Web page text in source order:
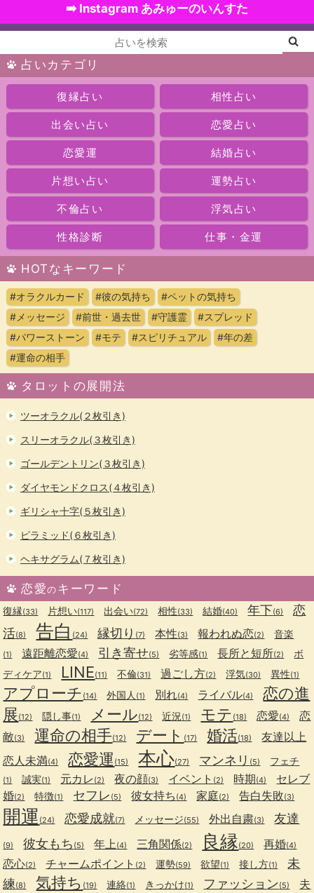
➡️ Instagram あみゅーのいんすた
占いカテゴリ
復縁占い 相性占い
出会い占い 恋愛占い
恋愛運 結婚占い
片想い占い 運勢占い
不倫占い 浮気占い
性格診断 仕事・金運
HOTなキーワード
#オラクルカード #彼の気持ち
#ペットの気持ち
#メッセージ
#前世・過去世 #守護霊
#スプレッド
#パワーストーン
#モテ #スピリチュアル
#年の差
#運命の相手
タロットの展開法
ツーオラクル(２枚引き)
スリーオラクル(３枚引き)
ゴールデントリン(３枚引き)
ダイヤモンドクロス(４枚引き)
ギリシャ十字(５枚引き)
ピラミッド(６枚引き)
ヘキサグラム(７枚引き)
恋愛のキーワード
復縁(33) 片想い(117) 出会い(72) 相性(33) 結婚(40) 年下(6)
恋
活(8) 告白 (24) 縁切り (7) 本性(3) 報われぬ恋(2) 音楽
(1) 遠距離恋愛(4) 引き寄せ(5) 劣等感(1) 長所と短所(2)
ボ
ディケア(1) LINE(11) 不倫(31) 過ごし方(2) 浮気(30) 異性(1)
アプローチ (14) 外国人 (1) 別れ(4) ライバル(4)
恋の進
展(12) 隠し事(1) メール(12) 近況 (1) モテ (18) 恋愛(4)
恋
敵(3) 運命の相手(12) デート (17) 婚活(18)
友達以上
恋人未満(4) 恋愛運 (15) 本心(27) マンネリ (5) フェチ
(1) 誠実(1) 元カレ (2) 夜の顔(3) イベント (2) 時期(4)
セレブ
婚(2) 特徴(1) セフレ (5) 彼女持ち (4) 家庭(2) 告白失敗(3)
開運 (24) 恋愛成就(7) メッセージ(55) 外出自粛(3) 友達
(9) 彼女もち (5) 年上 (4) 三角関係(2) 良縁(20) 再婚(4)
恋心(2) チャームポイント (2) 運勢(59) 欲望(1) 接し方(1)
未
練(8) 気持ち (19) 連絡(1) きっかけ(1) ファッション(5) 夫